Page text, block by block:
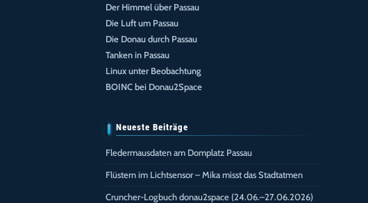
Der Himmel über Passau
Die Luft um Passau
Die Donau durch Passau
Tanken in Passau
Linux unter Beobachtung
BOINC bei Donau2Space
Neueste Beiträge
Fledermausdaten am Domplatz Passau
Flüstern im Lichtsensor – Mika misst das Stadtatmen
Cruncher-Logbuch donau2space (24.06.–27.06.2026)